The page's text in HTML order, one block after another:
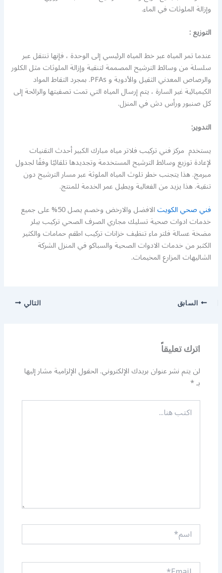
وإزالة الملوثات في الماء.
التوزيع :
عندما تمر المياه عبر خط المياه الرئيسي إلى الوحدة ، فإنها تنتقل عبر
سلسلة من وسائط الترشيح المصممة لتنقية وإزالة الملوثات مثل الكلور
والرصاص المعدني الثقيل والأدوية و PFAs. بمجرد التقاط المواد
الكيميائية غير السارة ، يتم إرسال المياه التي تمت تصفيتها والرائحة إلى
كل صنبور ورأس دش في المنزل.
التدوير:
يستخدم مركز فني تركيب فلاتر مياه مبارك الكبير أحدث التقنيات
لإعادة توزيع وسائط الترشيح المستخدمة وتجديدها تلقائيًا وفقًا لجدول
مبرمج. هذا يتجنب خطر تلوث المياه الملوثة عبر مسار الترشيح دون
تنقية. هذا يزيد من الفعالية ويطيل عمر الخدمة للمنتج.
فني صحي الكويت
الافضل والارخض وخصم يصل 50% على جميع
خدمات ادوات صحية تسليك مجاري الصرف الصحي تركيب بيلر
مضخة عسالة فلتر ماء تنظيف خزانات تركيب اطقم حمامات والكثير
الكثبر من خدمات الادوات الصحية والسباكو في المنزل الشركة
الشاليهات المزارع المخيمات.
السابق التالي
اترك تعليقاً
لن يتم نشر عنوان بريدك الإلكتروني.الحقول الإلزامية مشار إليها
بـ*
اكتب
هنا...
اسم*
Email*